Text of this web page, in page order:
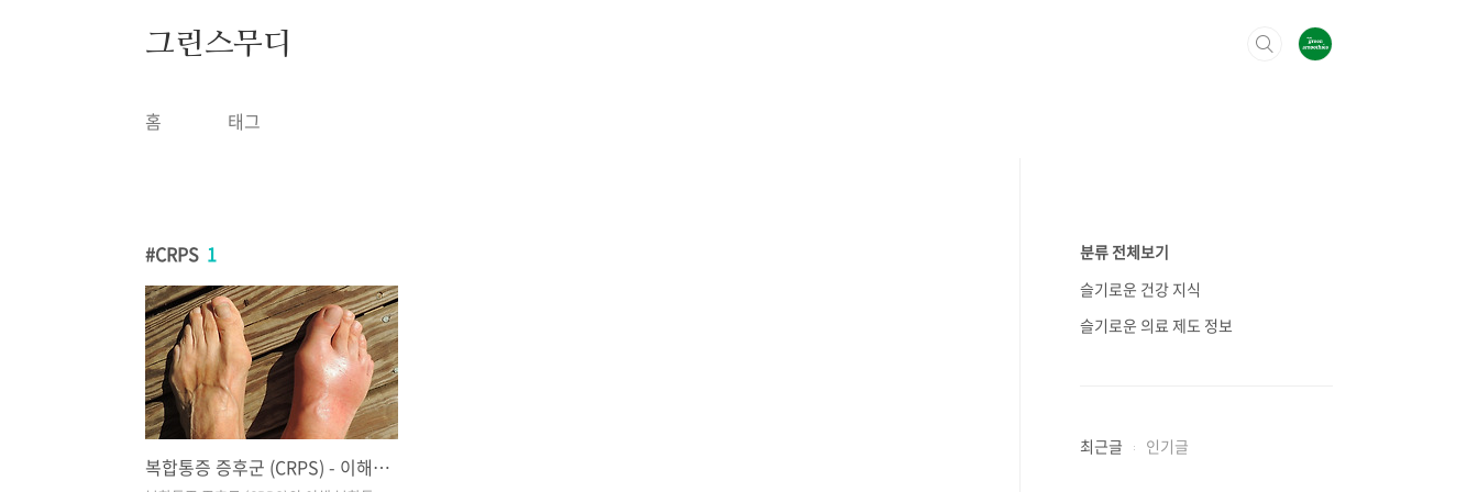
그린스무디
홈 태그
CRPS 1
복합통증 증후군 (CRPS) - 이해, 증상, 치료
분류 전체보기
슬기로운 건강 지식
슬기로운 의료 제도 정보
최근글 인기글